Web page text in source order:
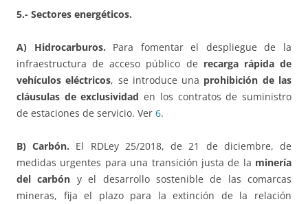
5.- Sectores energéticos.
A) Hidrocarburos. Para fomentar el despliegue de la
infraestructura de acceso público de recarga rápida de
vehículos eléctricos, se introduce una prohibición de las
cláusulas de exclusividad en los contratos de suministro
de estaciones de servicio. Ver 6.
B) Carbón. El RDLey 25/2018, de 21 de diciembre, de
medidas urgentes para una transición justa de la minería
del carbón y el desarrollo sostenible de las comarcas
mineras, fija el plazo para la extinción de la relación